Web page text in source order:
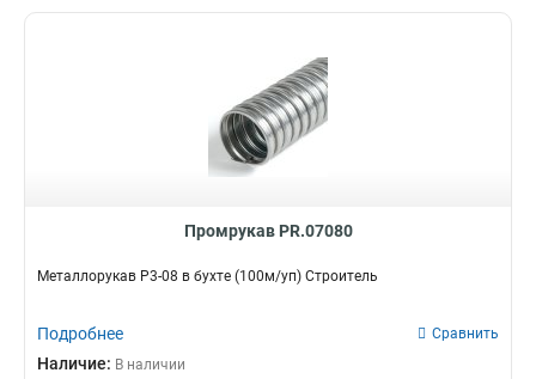
Промрукав PR.07080
Металлорукав Р3-08 в бухте (100м/уп) Строитель
Подробнее Сравнить
Наличие: В наличии